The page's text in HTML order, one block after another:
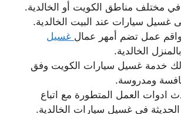
مختلف مناطق الكويت أو الخالدية.
غسيل سيارات عند البيت الخالدية.
عمل تضم أمهر عمال غسيل
بالمنزل الخالدية.
خدمة غسيل سيارات الكويت وفق
ومدروسة.
ادوات العمل المتطورة مع اتباع
في غسيل سيارات الخالدية.